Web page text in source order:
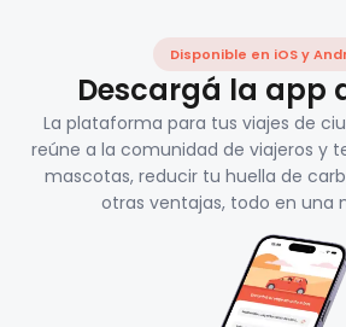
Disponible en iOS y
Descargá la app
La plataforma para tus viajes de
reúne a la comunidad de viajeros y
mascotas, reducir tu huella de
otras ventajas, todo en una